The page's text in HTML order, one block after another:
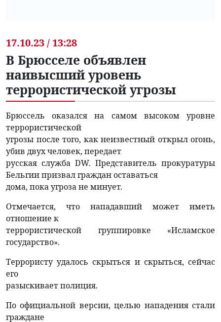
17.10.23 / 13:28
В Брюсселе объявлен
наивысший уровень
террористической угрозы
Брюссель оказался на самом высоком уровне
террористической
угрозы после того, как неизвестный открыл огонь,
убив двух человек, передает
русская служба DW. Представитель прокуратуры
Бельгии призвал граждан оставаться
дома, пока угроза не минует.
Отмечается, что нападавший может иметь
отношение к
террористической группировке «Исламское
государство».
Террористу удалось скрыться и скрыться, сейчас
его
разыскивает полиция.
По официальной версии, целью нападения стали
граждане